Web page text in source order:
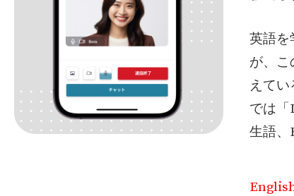
英語を
が、こ
えて
では
生語、